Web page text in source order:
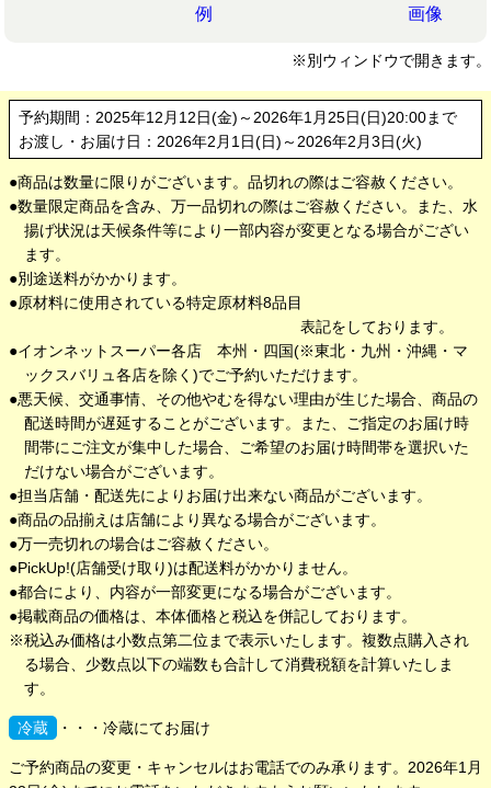
※別ウィンドウで開きます。
予約期間：2025年12月12日(金)～2026年1月25日(日)20:00まで
お渡し・お届け日：2026年2月1日(日)～2026年2月3日(火)
商品は数量に限りがございます。品切れの際はご容赦ください。
数量限定商品を含み、万一品切れの際はご容赦ください。また、水
揚げ状況は天候条件等により一部内容が変更となる場合がござい
ます。
別途送料がかかります。
原材料に使用されている特定原材料8品目
表記をしております。
イオンネットスーパー各店 本州・四国(※東北・九州・沖縄・マ
ックスバリュ各店を除く)でご予約いただけます。
悪天候、交通事情、その他やむを得ない理由が生じた場合、商品の
配送時間が遅延することがございます。また、ご指定のお届け時
間帯にご注文が集中した場合、ご希望のお届け時間帯を選択いた
だけない場合がございます。
担当店舗・配送先によりお届け出来ない商品がございます。
商品の品揃えは店舗により異なる場合がございます。
万一売切れの場合はご容赦ください。
PickUp!(店舗受け取り)は配送料がかかりません。
都合により、内容が一部変更になる場合がございます。
掲載商品の価格は、本体価格と税込を併記しております。
税込み価格は小数点第二位まで表示いたします。複数点購入され
る場合、少数点以下の端数も合計して消費税額を計算いたしま
す。
冷蔵 冷蔵にてお届け
ご予約商品の変更・キャンセルはお電話でのみ承ります。2026年1月